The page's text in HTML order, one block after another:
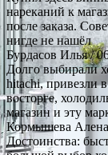
нареканий к
после заказа.
нигде не нашёл
Бурдасов Илья/
Долго выбирали
hitachi, привезли
восторге,
магазин и эту
Кормышева Алена
Достоинства: